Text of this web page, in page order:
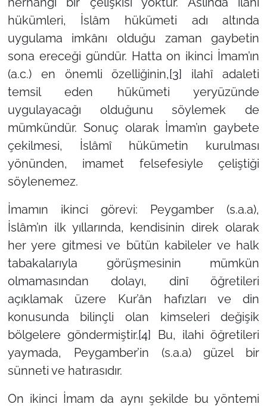
hükümleri, İslâm hükümeti adı altında
uygulama imkânı olduğu zaman gaybetin
sona ereceği gündür. Hatta on ikinci İmam’ın
(a.c.) en önemli özelliğinin, [3]
ilahî adaleti
temsil eden hükümeti yeryüzünde
uygulayacağı olduğunu söylemek de
mümkündür. Sonuç olarak İmam’ın gaybete
çekilmesi, İslâmî hükümetin kurulması
yönünden, imamet felsefesiyle çeliştiği
söylenemez.
İmamın ikinci görevi: Peygamber (s.a.a),
İslâm’ın ilk yıllarında, kendisinin direk olarak
her yere gitmesi ve bütün kabileler ve halk
tabakalarıyla görüşmesinin mümkün
olmamasından dolayı, dinî öğretileri
açıklamak üzere Kur’ân hafızları ve din
konusunda bilinçli olan kimseleri değişik
bölgelere göndermiştir.[4] Bu, ilahi öğretileri
yaymada, Peygamber’in (s.a.a) güzel bir
sünneti ve hatırasıdır.
On ikinci İmam da aynı şekilde bu yöntemi